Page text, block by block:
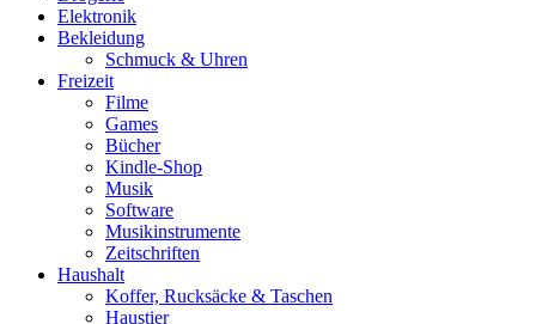
Elektronik
Bekleidung
Schmuck & Uhren
Freizeit
Filme
Games
Bücher
Kindle-Shop
Musik
Software
Musikinstrumente
Zeitschriften
Haushalt
Koffer, Rucksäcke & Taschen
Haustier